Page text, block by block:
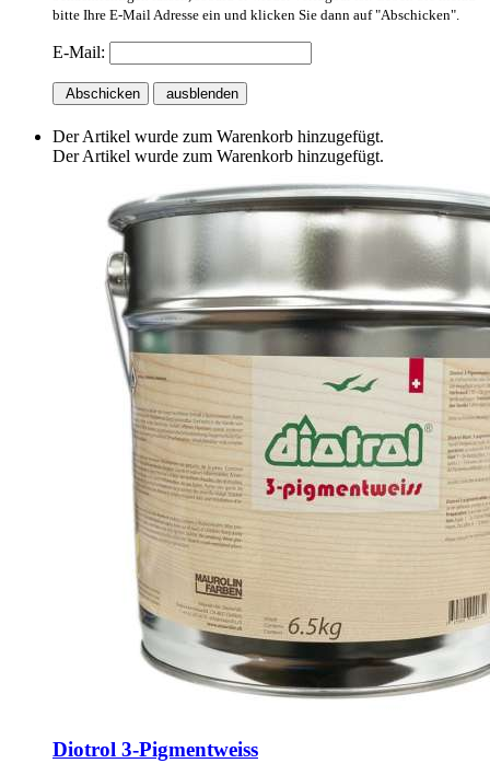
bitte Ihre E-Mail Adresse ein und klicken Sie dann auf "Abschicken".
E-Mail:
Abschicken ausblenden
Der Artikel wurde zum Warenkorb hinzugefügt.
Der Artikel wurde zum Warenkorb hinzugefügt.
Diotrol 3-Pigmentweiss